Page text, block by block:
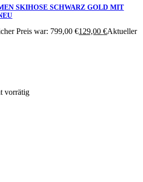
SKIHOSE SCHWARZ GOLD MIT
Preis war: 799,00 €129,00€Aktueller
vorrätig